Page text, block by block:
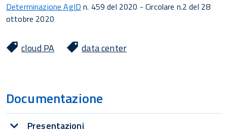
Determinazione AgID n. 459 del 2020 - Circolare n.2 del 28
ottobre 2020
cloud PA data center
Documentazione
Presentazioni